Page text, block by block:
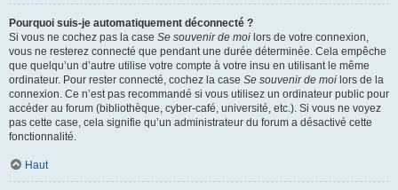
Pourquoi suis-je automatiquement déconnecté ?
Si vous ne cochez pas la case Se souvenir de moi lors de votre connexion,
vous ne resterez connecté que pendant une durée déterminée. Cela empêche
que quelqu’un d’autre utilise votre compte à votre insu en utilisant le même
ordinateur. Pour rester connecté, cochez la case Se souvenir de moi lors de la
connexion. Ce n’est pas recommandé si vous utilisez un ordinateur public pour
accéder au forum (bibliothèque, cyber-café, université, etc.). Si vous ne voyez
pas cette case, cela signifie qu’un administrateur du forum a désactivé cette
fonctionnalité.
Haut